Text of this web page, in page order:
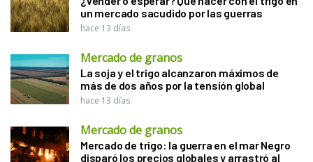
un mercado sacudido por las guerras
hace 13 días
Mercado de granos
La soja y el trigo alcanzaron máximos de
más de dos años por la tensión global
hace 13 días
Mercado de granos
Mercado de trigo: la guerra en el mar Negro
disparó los precios globales y arrastró al